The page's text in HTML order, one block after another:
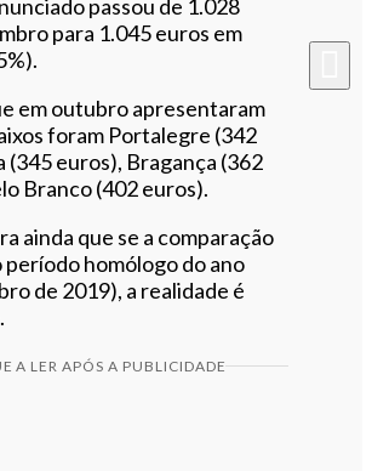
passou de 1.028
para 1.045 euros em
em outubro apresentaram
foram Portalegre (342
(345 euros), Bragança (362
Branco (402 euros).
ainda que se a comparação
homólogo do ano
de 2019), a realidade é
A LER APÓS A PUBLICIDADE